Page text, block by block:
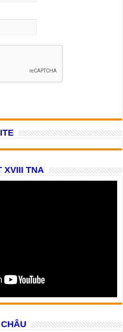
XVIII TNA